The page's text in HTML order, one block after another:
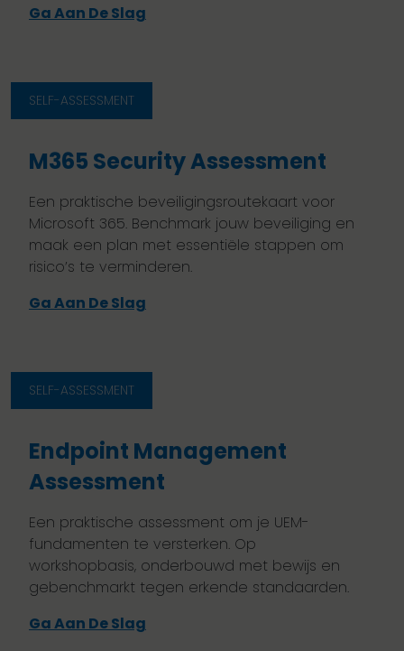
Ga Aan De Slag
SELF-ASSESSMENT
M365 Security Assessment
Een praktische beveiligingsroutekaart voor
Microsoft 365. Benchmark jouw beveiliging en
maak een plan met essentiële stappen om
risico’s te verminderen.
Ga Aan De Slag
SELF-ASSESSMENT
Endpoint Management
Assessment
Een praktische assessment om je UEM-
fundamenten te versterken. Op
workshopbasis, onderbouwd met bewijs en
gebenchmarkt tegen erkende standaarden.
Ga Aan De Slag